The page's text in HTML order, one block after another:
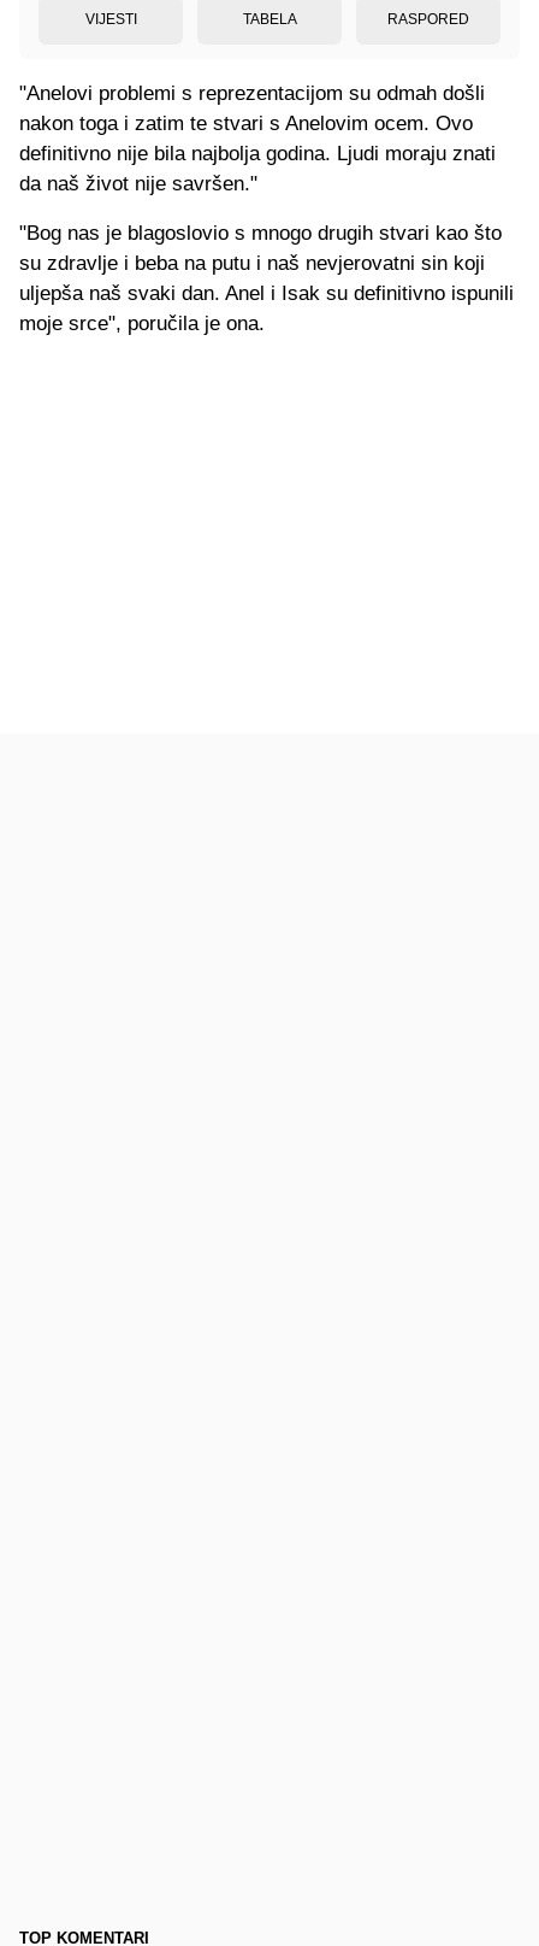
VIJESTI TABELA RASPORED
"Anelovi problemi s reprezentacijom su odmah došli
nakon toga i zatim te stvari s Anelovim ocem. Ovo
definitivno nije bila najbolja godina. Ljudi moraju znati
da naš život nije savršen."
"Bog nas je blagoslovio s mnogo drugih stvari kao što
su zdravlje i beba na putu i naš nevjerovatni sin koji
uljepša naš svaki dan. Anel i Isak su definitivno ispunili
moje srce", poručila je ona.
TOP KOMENTARI